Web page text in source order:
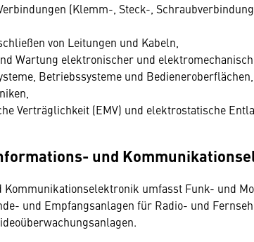
(Klemm-, Steck-,
von Leitungen und Kabeln,
Wartung elektronischer und
Betriebssysteme und
Verträglichkeit (EMV) und elektrostatische
und
Kommunikationselektronik umfasst Funk- und
und Empfangsanlagen für Radio- und